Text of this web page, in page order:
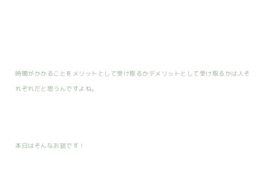
時間がかかることをメリットとして受け取るかデメリットとして受け取るかは人そ
れぞれだと思うんですよね。
本日はそんなお話です！